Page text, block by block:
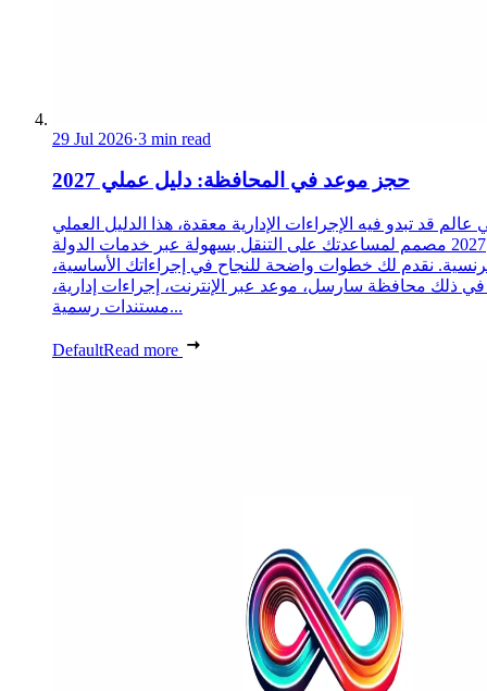
29 Jul 2026·3 min read
حجز موعد في المحافظة: دليل عملي 2027
عالم قد تبدو فيه الإجراءات الإدارية معقدة، هذا الدليل العملي
2027 مصمم لمساعدتك على التنقل بسهولة عبر خدمات الدولة
نقدم لك خطوات واضحة للنجاح في إجراءاتك الأساسية،
في ذلك محافظة سارسل، موعد عبر الإنترنت، إجراءات إدارية،
مستندات رسمية...
DefaultRead more